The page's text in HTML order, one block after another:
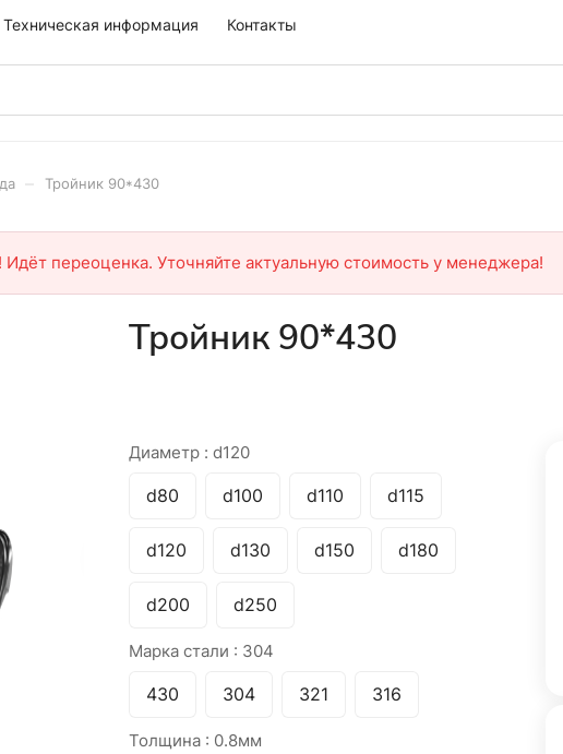
Техническая информация Контакты
Тройник 90*430
переоценка. Уточняйте актуальную стоимость у менеджера!
Тройник 90*430
Диаметр : d120
d80 d100 d110 d115
d120 d130 d150 d180
d200 d250
Марка стали : 304
430 304 321 316
Толщина : 0.8мм